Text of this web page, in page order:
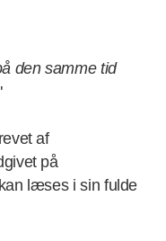
den samme tid
af
på
læses i sin fulde